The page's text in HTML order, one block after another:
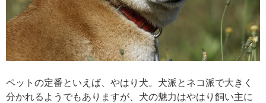
ペットの定番といえば、やはり犬。犬派とネコ派で大きく
分かれるようでもありますが、犬の魅力はやはり飼い主に